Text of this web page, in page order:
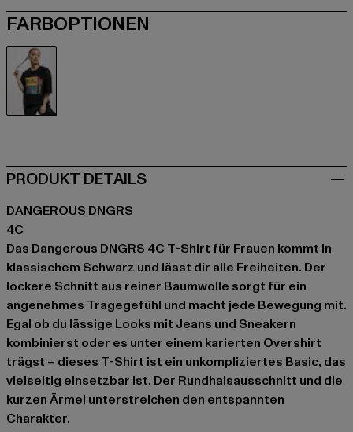
FARBOPTIONEN
PRODUKT DETAILS
DANGEROUS DNGRS
4C
Das Dangerous DNGRS 4C T-Shirt für Frauen kommt in
klassischem Schwarz und lässt dir alle Freiheiten. Der
lockere Schnitt aus reiner Baumwolle sorgt für ein
angenehmes Tragegefühl und macht jede Bewegung mit.
Egal ob du lässige Looks mit Jeans und Sneakern
kombinierst oder es unter einem karierten Overshirt
trägst – dieses T-Shirt ist ein unkompliziertes Basic, das
vielseitig einsetzbar ist. Der Rundhalsausschnitt und die
kurzen Ärmel unterstreichen den entspannten
Charakter.